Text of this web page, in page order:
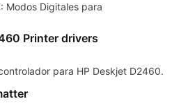
Modos Digitales para
Printer drivers
para HP Deskjet D2460.